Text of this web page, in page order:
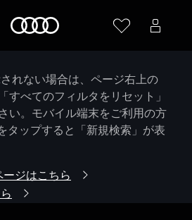
れない場合は、ページ右上の
すべてのフィルタをリセット」
い。モバイル端末をご利用の方
タップすると「新規検索」が表
ジはこちら